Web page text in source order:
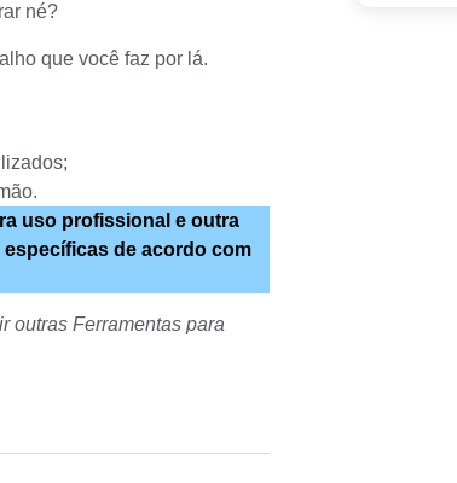
né?
que você faz por lá.
uso profissional e outra
de acordo com
outras Ferramentas para